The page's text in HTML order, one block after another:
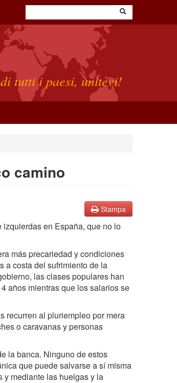
tutti i paesi, unitevi!
camino
Stampa
en España, que no lo
más precariedad y condiciones
a costa del sufrimiento de la
las clases populares han
años mientras que los salarios se
recurren al pluriempleo por mera
o caravanas y personas
la banca. Ninguno de estos
que puede salvarse a sí misma
y mediante las huelgas y la